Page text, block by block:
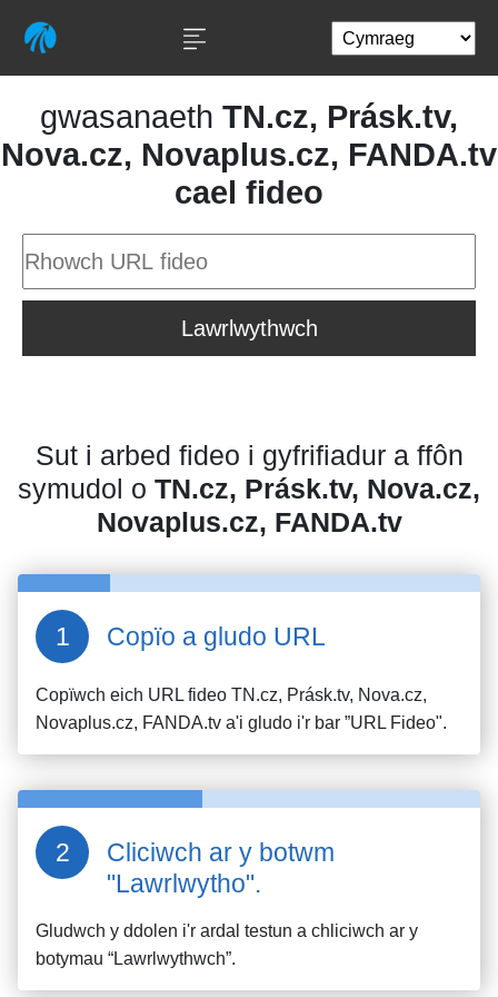
gwasanaeth TN.cz, Prásk.tv,
Nova.cz, Novaplus.cz, FANDA.tv
cael fideo
Lawrlwythwch
Sut i arbed fideo i gyfrifiadur a ffôn
symudol o TN.cz, Prásk.tv, Nova.cz,
Novaplus.cz, FANDA.tv
Copïo a gludo URL
Copïwch eich URL fideo TN.cz, Prásk.tv, Nova.cz,
Novaplus.cz, FANDA.tv a'i gludo i'r bar ”URL Fideo".
Cliciwch ar y botwm
"Lawrlwytho".
Gludwch y ddolen i'r ardal testun a chliciwch ar y
botymau “Lawrlwythwch”.